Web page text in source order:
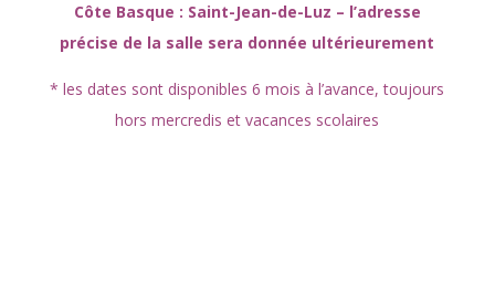
Côte Basque : Saint-Jean-de-Luz – l’adresse
précise de la salle sera donnée ultérieurement
* les dates sont disponibles 6 mois à l’avance,toujours
hors mercredis et vacances scolaires